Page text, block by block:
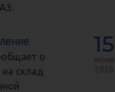
о
склад
15